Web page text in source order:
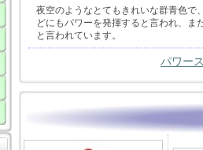
夜空のようなとてもきれいな群青色で
どにもパワーを発揮すると言われ、ま
と言われています。
パワー